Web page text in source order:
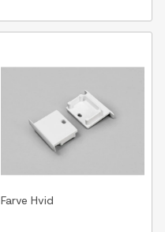
Farve Hvid